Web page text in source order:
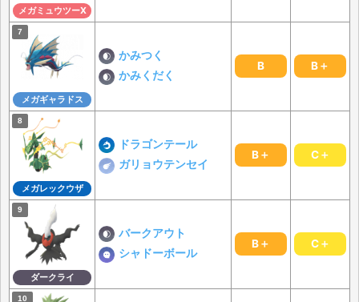
メガミュウツーX
メガギャラドス
かみつく
かみくだく
B B＋
メガレックウザ
ドラゴンテール
ガリョウテンセイ
B＋ C＋
ダークライ
バークアウト
シャドーボール
B＋ C＋